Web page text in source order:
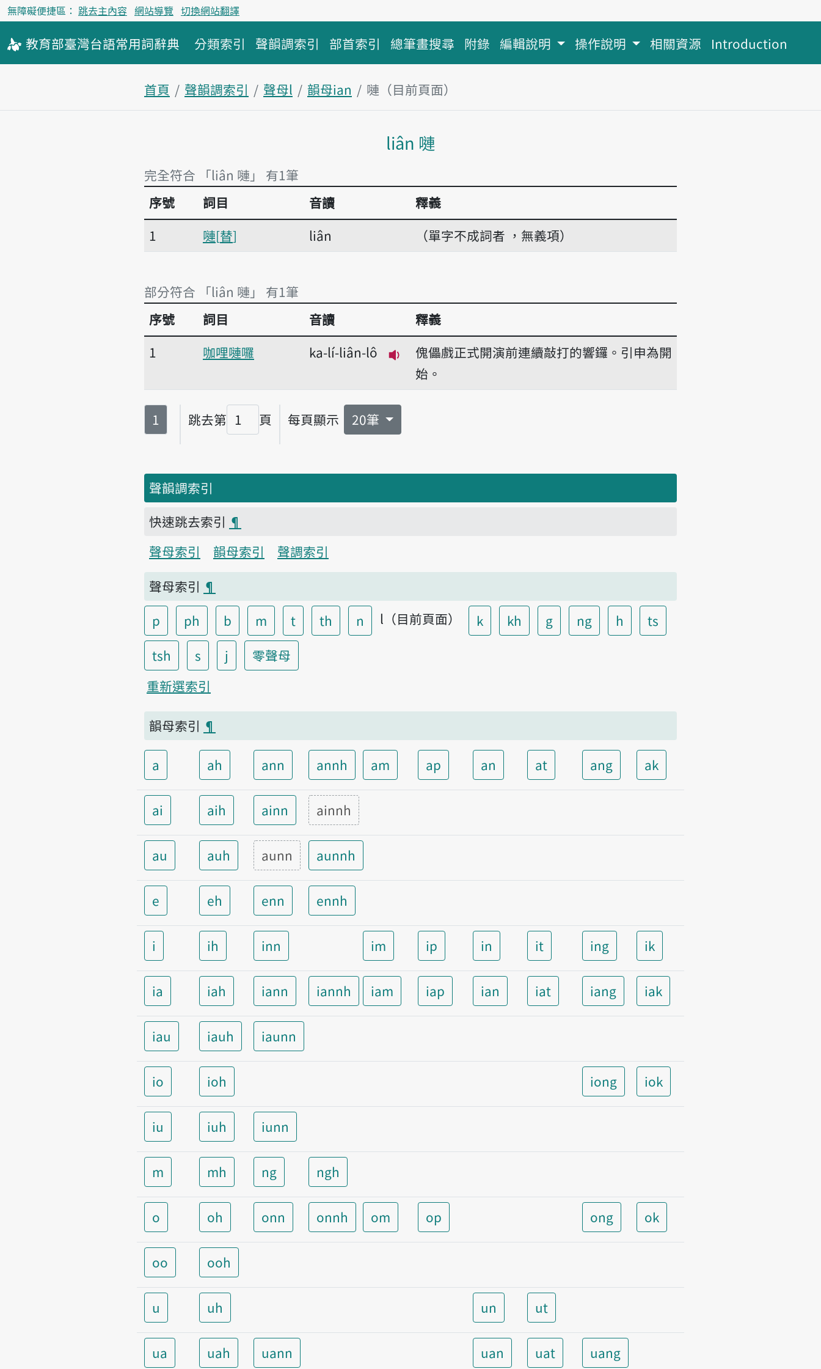
無障礙便捷區： 跳去主內容 網站導覽 切換網站翻譯
教育部臺灣台語常用詞辭典 分類索引 聲韻調索引 部首索引 總筆畫搜尋 附錄 編輯說明 操作說明 相關資源 Introduction
首頁 聲韻調索引 聲母l 韻母ian
嗹（目前頁面）
liân 嗹
完全符合 「liân 嗹」 有1筆
完全符合 「liân 嗹」 有1筆
序號 詞目 音讀
釋義
1
嗹 替 liân （單字不成詞者 ，無義項）
部分符合 「liân 嗹」 有1筆
部分符合 「liân 嗹」 有1筆
序號 詞目 音讀
釋義
1
咖哩嗹囉
ka-lí-liân-lô
播放音讀ka-lí-liân-lô
傀儡戲正式開演前連續敲打的響鑼。引申為開
始。
第
1 跳去第
頁碼
頁 每頁顯示 20筆
聲韻調索引
快速跳去索引 ¶
聲母索引
韻母索引
聲調索引
聲母索引 ¶
p
ph b m t th n l（目前頁面） k kh g ng h
ts
tsh
s j
零聲母
重新選索引
韻母索引 ¶
a ah ann annh am ap an at ang ak
ai aih ainn ainnh
au auh aunn aunnh
e eh enn ennh
i ih inn im ip in it ing ik
ia iah iann iannh iam iap ian iat iang iak
iau iauh iaunn
io ioh iong iok
iu iuh iunn
m mh ng ngh
o oh onn onnh om op ong ok
oo ooh
u uh un ut
ua uah uann uan uat uang